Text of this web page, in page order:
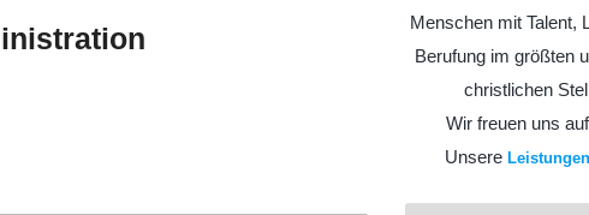
Menschen mit Talent,
Berufung im größten
christlichen
Wir freuen uns
Unsere